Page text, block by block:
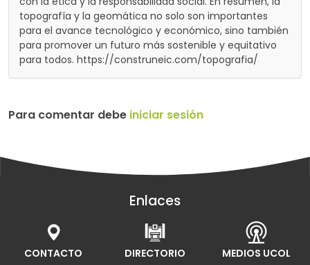
topografía y la geomática no solo son importantes
para el avance tecnológico y económico, sino también
para promover un futuro más sostenible y equitativo
para todos. https://construneic.com/topografia/
Para comentar debe iniciar sesión
Enlaces
CONTACTO DIRECTORIO MEDIOS UCOL